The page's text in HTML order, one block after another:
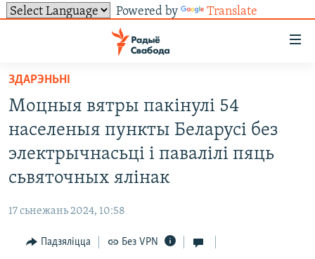
Powered by Translate
ўнівэрсальнага
доступу
Перайсьці
да
галоўнага
зьместу
Перайсьці
да
галоўнай
Перайсьці
ВАЙНА
ТОЛЬКІ НА СВАБОДЗЕ
КНІГІ
FACEBOOK
САЧЫЦЕ ЗА АБНАЎЛЕНЬНЯМІ
ЗДАРЭНЬНІ
Моцныя вятры пакінулі 54
населеныя пункты Беларусі без
электрычнасьці і павалілі пяць
сьвяточных ялінак
17 сьнежань 2024, 10:58
Падзяліцца Без VPN